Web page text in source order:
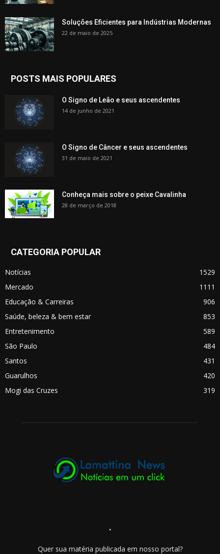
Soluções Eficientes para Indústrias Modernas
22 de maio de 2025
POSTS MAIS POPULARES
O Signo de Leão e seus ascendentes
14 de junho de 2021
O Signo de Câncer e seus ascendentes
31 de maio de 2021
Conheça mais sobre o peixe Cavalinha
28 de março de 2018
CATEGORIA POPULAR
Notícias
1529
Mercado
1111
Educação & Carreiras
906
Saúde, beleza & bem estar
853
Entretenimento
589
São Paulo
484
Santos
431
Guarulhos
420
Mogi das Cruzes
319
.
Quer sua matéria publicada em nosso portal?